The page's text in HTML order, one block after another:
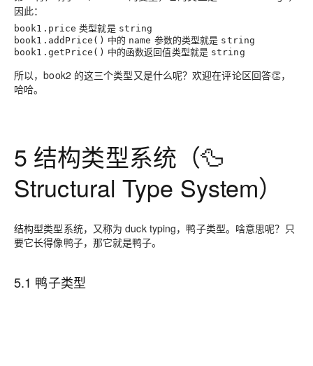
因此：
book1.price 类型就是 string
book1.addPrice() 中的 name 参数的类型就是 string
book1.getPrice() 中的函数返回值类型就是 string
所以，book2 的这三个类型又是什么呢？欢迎在评论区回答👏，
哈哈。
5 结构类型系统（🦆
Structural Type System）
结构型类型系统，又称为 duck typing，鸭子类型。啥意思呢？只
要它长得像鸭子，那它就是鸭子。
5.1 鸭子类型